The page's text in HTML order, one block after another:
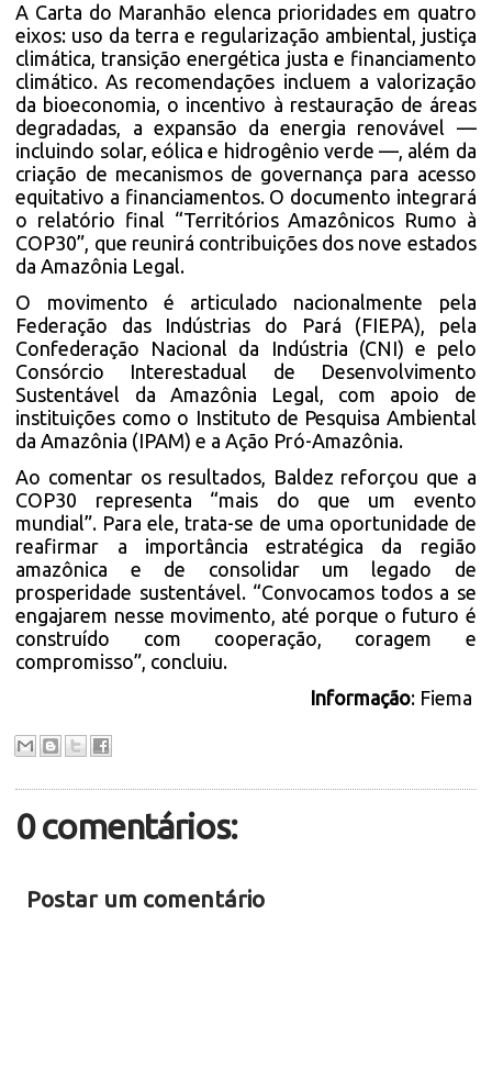
A Carta do Maranhão elenca prioridades em quatro
eixos: uso da terra e regularização ambiental, justiça
climática, transição energética justa e financiamento
climático. As recomendações incluem a valorização
da bioeconomia, o incentivo à restauração de áreas
degradadas, a expansão da energia renovável —
incluindo solar, eólica e hidrogênio verde —, além da
criação de mecanismos de governança para acesso
equitativo a financiamentos. O documento integrará
o relatório final “Territórios Amazônicos Rumo à
COP30”, que reunirá contribuições dos nove estados
da Amazônia Legal.
O movimento é articulado nacionalmente pela
Federação das Indústrias do Pará (FIEPA), pela
Confederação Nacional da Indústria (CNI) e pelo
Consórcio Interestadual de Desenvolvimento
Sustentável da Amazônia Legal, com apoio de
instituições como o Instituto de Pesquisa Ambiental
da Amazônia (IPAM) e a Ação Pró-Amazônia.
Ao comentar os resultados, Baldez reforçou que a
COP30 representa “mais do que um evento
mundial”. Para ele, trata-se de uma oportunidade de
reafirmar a importância estratégica da região
amazônica e de consolidar um legado de
prosperidade sustentável. “Convocamos todos a se
engajarem nesse movimento, até porque o futuro é
construído com cooperação, coragem e
compromisso”, concluiu.
Informação: Fiema
0 comentários:
Postar um comentário